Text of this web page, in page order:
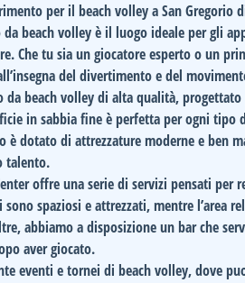
per il beach volley a San Gregorio
beach volley è il luogo ideale per gli
Che tu sia un giocatore esperto o un
del divertimento e del
da beach volley di alta qualità,
in sabbia fine è perfetta per ogni tipo
dotato di attrezzature moderne e ben
talento.
offre una serie diservizi pensati per
spaziosi e attrezzati, mentre l’area
abbiamo a disposizione un bar che
aver giocato.
eventi e tornei di beach volley, dove